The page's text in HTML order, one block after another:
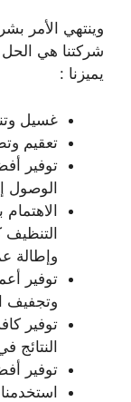
وينتهي الأمر
شركتنا هي الحل
يميزنا :
غسيل
تعقيم
توفير
الوصول
وإطالة
توفير
وتجفيف
توفير
النتائج
توفير